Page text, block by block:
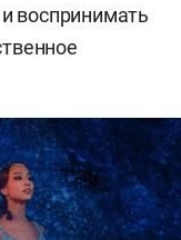
воспринимать